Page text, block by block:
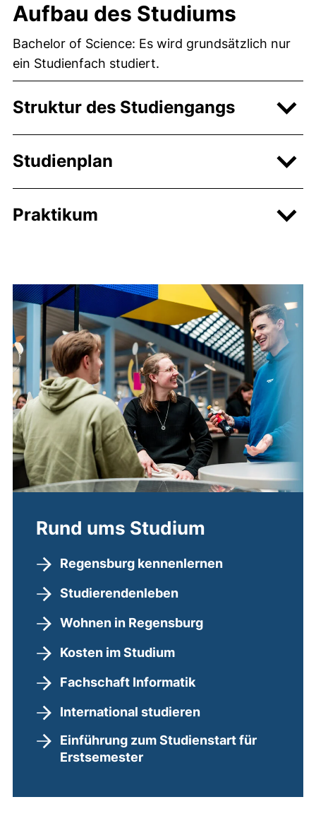
Aufbau des Studiums
Bachelor of Science: Es wird grundsätzlich nur
ein Studienfach studiert.
Struktur des Studiengangs
Studienplan
Praktikum
Rund ums Studium
Regensburg kennenlernen
Studierendenleben
Wohnen in Regensburg
Kosten im Studium
Fachschaft Informatik
International studieren
Einführung zum Studienstart für
Erstsemester